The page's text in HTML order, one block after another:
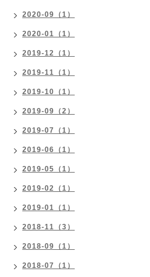
2020-09（1）
2020-01（1）
2019-12（1）
2019-11（1）
2019-10（1）
2019-09（2）
2019-07（1）
2019-06（1）
2019-05（1）
2019-02（1）
2019-01（1）
2018-11（3）
2018-09（1）
2018-07（1）